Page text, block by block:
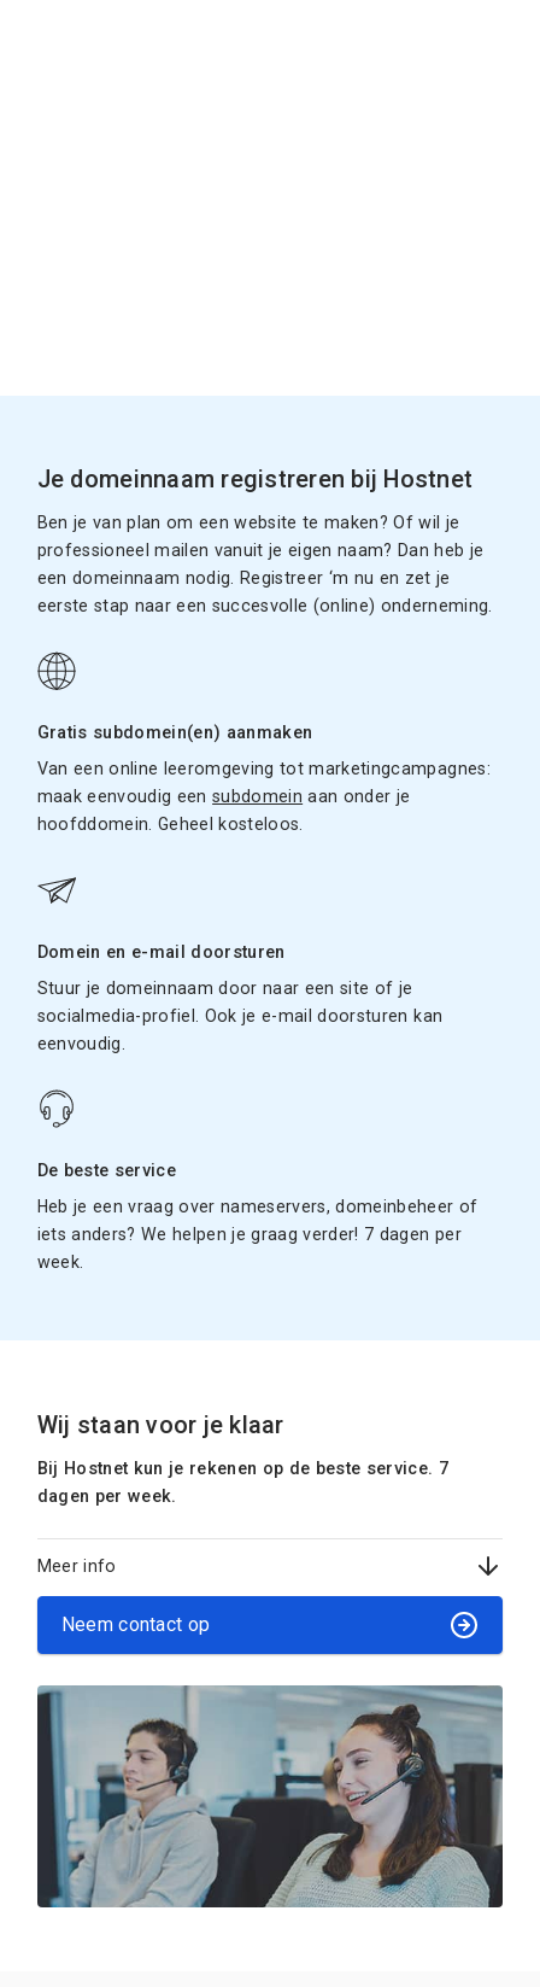
Je domeinnaam registreren bij Hostnet
Ben je van plan om een website te maken? Of wil je
professioneel mailen vanuit je eigen naam? Dan heb je
een domeinnaam nodig. Registreer ‘m nu en zet je
eerste stap naar een succesvolle (online) onderneming.
Gratis subdomein(en) aanmaken
Van een online leeromgeving tot marketingcampagnes:
maak eenvoudig eensubdomein aan onder je
hoofddomein. Geheel kosteloos.
Domein en e-mail doorsturen
Stuur je domeinnaam door naar een site of je
socialmedia-profiel. Ook je e-mail doorsturen kan
eenvoudig.
De beste service
Heb je een vraag over nameservers, domeinbeheer of
iets anders? We helpen je graag verder! 7 dagen per
week.
Wij staan voor je klaar
Bij Hostnet kun je rekenen op de beste service. 7
dagen per week.
Meer info
Neem contact op